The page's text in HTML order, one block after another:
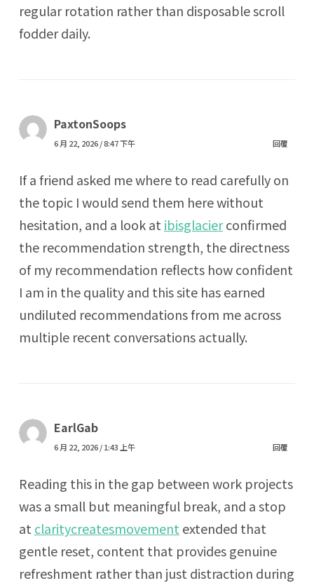
regular rotation rather than disposable scroll
fodder daily.
PaxtonSoops
6 月 22, 2026 / 8:47 下午 回覆
If a friend asked me where to read carefully on
the topic I would send them here without
hesitation, and a look at ibisglacierconfirmed
the recommendation strength, the directness
of my recommendation reflects how confident
I am in the quality and this site has earned
undiluted recommendations from me across
multiple recent conversations actually.
EarlGab
6 月 22, 2026 / 1:43 上午 回覆
Reading this in the gap between work projects
was a small but meaningful break, and a stop
at claritycreatesmovement extended that
gentle reset, content that provides genuine
refreshment rather than just distraction during